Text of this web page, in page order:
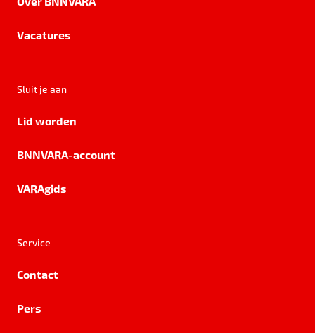
Vacatures
Sluit je aan
Lid worden
BNNVARA-account
VARAgids
Service
Contact
Pers